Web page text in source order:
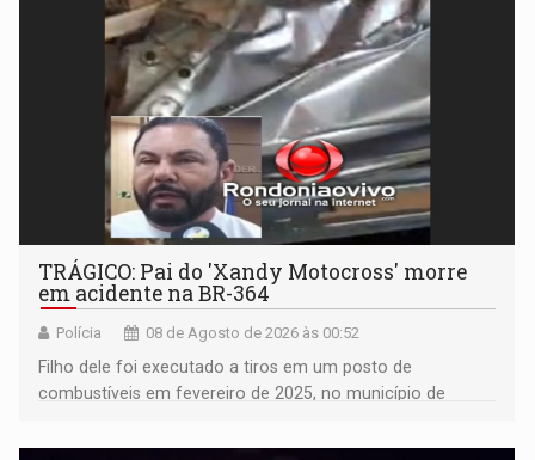
TRÁGICO: Pai do 'Xandy Motocross' morre
em acidente na BR-364
Polícia 08 de Agosto de 2026 às 00:52
Filho dele foi executado a tiros em um posto de
combustíveis em fevereiro de 2025, no município de